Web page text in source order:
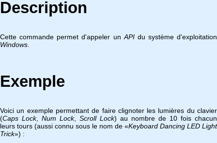
Description
Cette commande permet d'appeler un APIdu système d'exploitation
Windows
Exemple
Voici un exemple permettant de faire clignoter les lumières du clavier
(Caps Lock, Num Lock, Scroll Lock) au nombre de 10 fois chacun
leurs tours (aussi connu sous le nom de «Keyboard Dancing LED Light
Trick») :